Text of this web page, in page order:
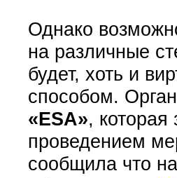
Однако
на различные
будет, хоть и
способом.
«ESA», которая
проведением
сообщила что на